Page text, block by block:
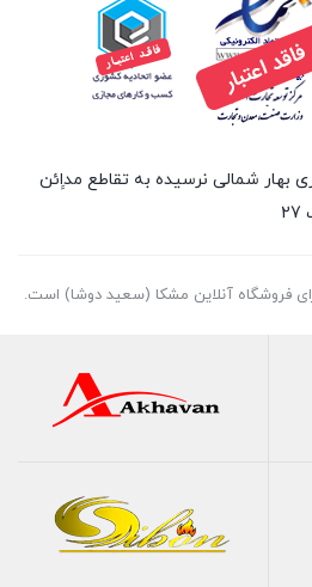
اهن شاد اباد بلوار 45 متری بهار شمالی نرسیده به تقاطع مداِِئن
فروشگاه آنلاین مشکا (سعید دوشا) است.